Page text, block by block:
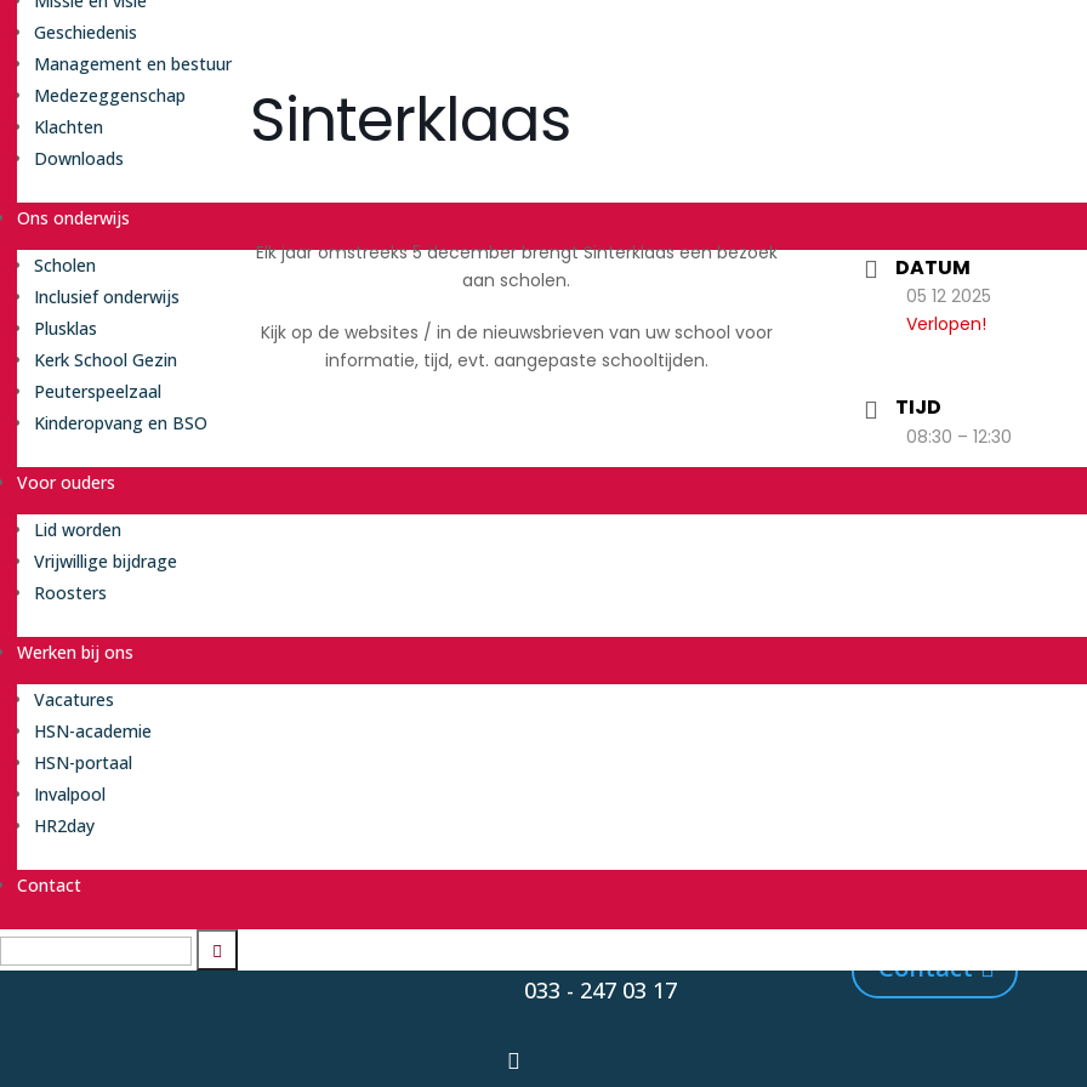
Geschiedenis
Management en bestuur
Medezeggenschap
Klachten
Downloads
Ons onderwijs
Scholen
Inclusief onderwijs
Plusklas
Kerk School Gezin
Peuterspeelzaal
Kinderopvang en BSO
Voor ouders
Lid worden
Vrijwillige bijdrage
Roosters
Werken bij ons
Vacatures
HSN-academie
HSN-portaal
Invalpool
HR2day
Contact

Sinterklaas
Elk jaar omstreeks 5 december brengt Sinterklaas een bezoek
aan scholen.
Kijk op de websites / in de nieuwsbrieven van uw school voor
informatie, tijd, evt. aangepaste schooltijden.
DATUM
05 12 2025
Verlopen!
TIJD
08:30 – 12:30
033 - 247 03 17

Contact